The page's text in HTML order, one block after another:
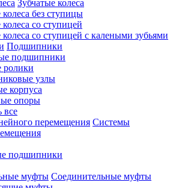
Зубчатые колеса
колеса без ступицы
со ступицей
колеса со ступицей с калеными зубьями
Подшипники
подшипники
узлы
корпуса
опоры
все
Системы
подшипники
Соединительные муфты